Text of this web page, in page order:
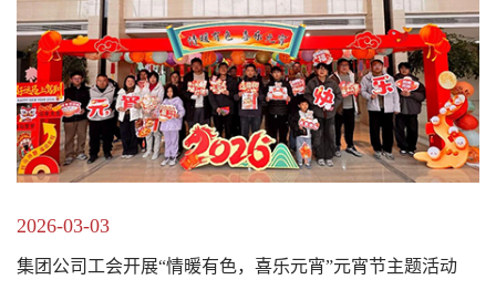
2026-03-03
集团公司工会开展“情暖有色，喜乐元宵”元宵节主题活动